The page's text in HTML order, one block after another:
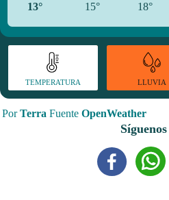
13° 15° 18°
TEMPERATURA LLUVIA
PorTerra Fuente OpenWeather